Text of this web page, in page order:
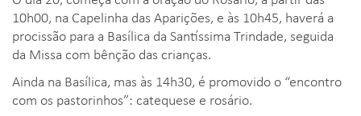
10h00, na Capelinha das Aparições, e às 10h45, haverá a
procissão para a Basílica da Santíssima Trindade, seguida
da Missa com bênção das crianças.
Ainda na Basílica, mas às 14h30, é promovido o “encontro
com os pastorinhos”: catequese e rosário.